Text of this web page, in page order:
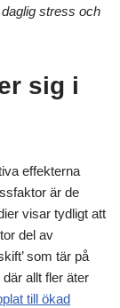
stress och
sig i
effekterna
är de
visar tydligt att
del av
som tär på
allt fler äter
till ökad